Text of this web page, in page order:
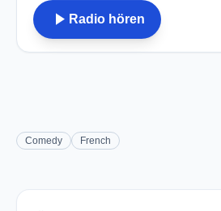
play_arrow Radio hören
Comedy French